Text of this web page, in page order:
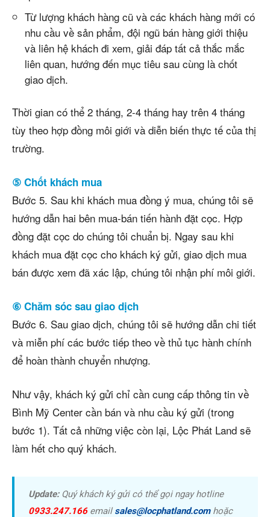
Từ lượng khách hàng cũ và các khách hàng mới có
nhu cầu về sản phẩm, đội ngũ bán hàng giới thiệu
và liên hệ khách đi xem, giải đáp tất cả thắc mắc
liên quan, hướng đến mục tiêu sau cùng là chốt
giao dịch.
Thời gian có thể 2 tháng, 2-4 tháng hay trên 4 tháng
tùy theo hợp đồng môi giới và diễn biến thực tế của thị
trường.
⑤ Chốt khách mua
Bước 5. Sau khi khách mua đồng ý mua, chúng tôi sẽ
hướng dẫn hai bên mua-bán tiến hành đặt cọc. Hợp
đồng đặt cọc do chúng tôi chuẩn bị. Ngay sau khi
khách mua đặt cọc cho khách ký gửi, giao dịch mua
bán được xem đã xác lập, chúng tôi nhận phí môi giới.
⑥ Chăm sóc sau giao dịch
Bước 6. Sau giao dịch, chúng tôi sẽ hướng dẫn chi tiết
và miễn phí các bước tiếp theo về thủ tục hành chính
để hoàn thành chuyển nhượng.
Như vậy, khách ký gửi chỉ cần cung cấp thông tin về
Bình Mỹ Center cần bán và nhu cầu ký gửi (trong
bước 1). Tất cả những việc còn lại, Lộc Phát Land sẽ
làm hết cho quý khách.
Update:Quý khách ký gửi có thể gọi ngay hotline
0933.247.166 email sales@locphatland.comhoặc